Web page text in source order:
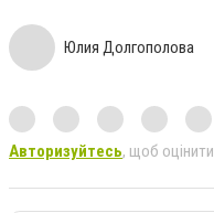
Юлия Долгополова
Авторизуйтесь, щоб оцінити